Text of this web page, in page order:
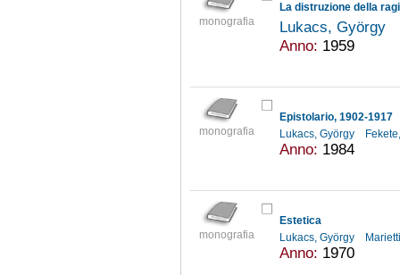
monografia
La distruzione della
Lukacs, György
Anno: 1959
monografia
Epistolario, 1902-1917
Lukacs, György
Anno: 1984
monografia
Estetica
Lukacs, György
Anno: 1970